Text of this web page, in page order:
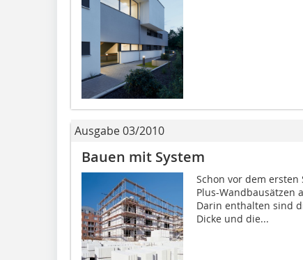
Ausgabe 03/2010
Bauen mit System
Schon vor dem
Plus-Wandbausätzen
Darin enthalten sind
Dicke und die...